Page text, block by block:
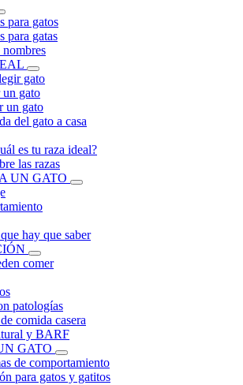
para gatos
para gatas
nombres
gato
gato
un gato
del gato a casa
es tu raza ideal?
las razas
UN GATO
hay que saber
comer
patologías
comida casera
y BARF
GATO
de comportamiento
para gatos y gatitos